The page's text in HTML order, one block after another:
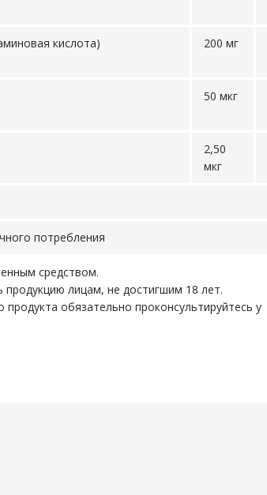
кислота) 200 мг
50 мкг
2,50
мкг
потребления
средством.
лицам, не достигшим 18 лет.
обязательно проконсультируйтесь у